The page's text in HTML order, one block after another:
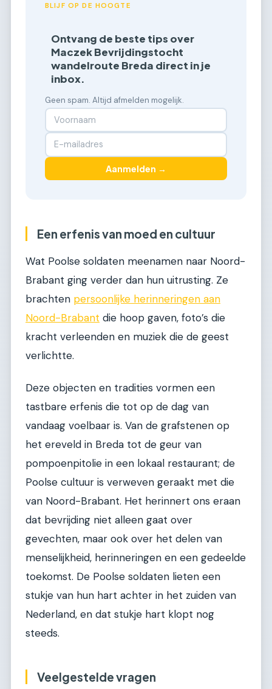
BLIJF OP DE HOOGTE
Ontvang de beste tips over
Maczek Bevrijdingstocht
wandelroute Breda direct in je
inbox.
Geen spam. Altijd afmelden mogelijk.
Aanmelden →
Een erfenis van moed en cultuur
Wat Poolse soldaten meenamen naar Noord-
Brabant ging verder dan hun uitrusting. Ze
brachten persoonlijke herinneringen aan
Noord-Brabant die hoop gaven, foto’s die
kracht verleenden en muziek die de geest
verlichtte.
Deze objecten en tradities vormen een
tastbare erfenis die tot op de dag van
vandaag voelbaar is. Van de grafstenen op
het ereveld in Breda tot de geur van
pompoenpitolie in een lokaal restaurant; de
Poolse cultuur is verweven geraakt met die
van Noord-Brabant. Het herinnert ons eraan
dat bevrijding niet alleen gaat over
gevechten, maar ook over het delen van
menselijkheid, herinneringen en een gedeelde
toekomst. De Poolse soldaten lieten een
stukje van hun hart achter in het zuiden van
Nederland, en dat stukje hart klopt nog
steeds.
Veelgestelde vragen